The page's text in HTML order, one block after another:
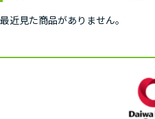
最近見た商品がありません。